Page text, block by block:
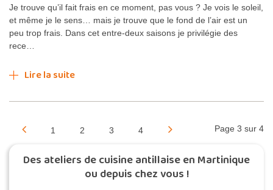
Je trouve qu’il fait frais en ce moment, pas vous ? Je vois le soleil,
et même je le sens… mais je trouve que le fond de l’air est un
peu trop frais. Dans cet entre-deux saisons je privilégie des
rece…
Lire la suite
Page 3 sur 4
1 2 3 4
Des ateliers de cuisine antillaise en Martinique
ou depuis chez vous !